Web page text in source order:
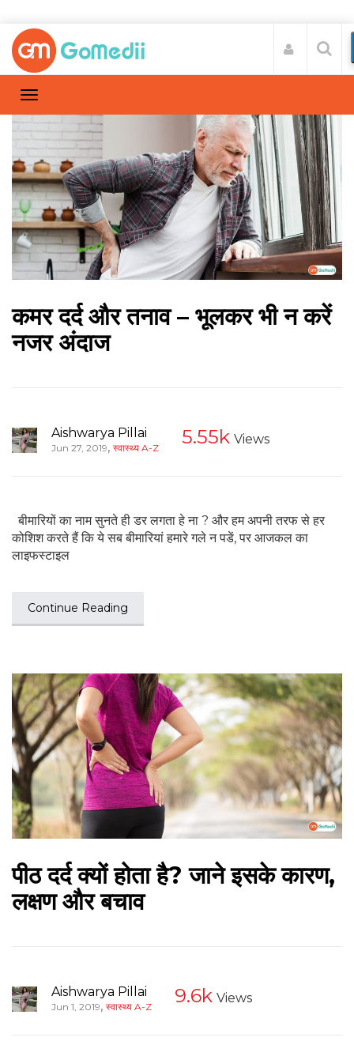
कमर दर्द और तनाव – भूलकर भी न करें
नजर अंदाज
Aishwarya Pillai
Jun 27, 2019, स्वास्थ्य A-Z 5.55k Views
बीमारियों का नाम सुनते ही डर लगता हे ना ? और हम अपनी तरफ से हर
कोशिश करते हैं कि ये सब बीमारियां हमारे गले न पडें, पर आजकल का
लाइफस्टाइल
Continue Reading
पीठ दर्द क्यों होता है? जाने इसके कारण,
लक्षण और बचाव
Aishwarya Pillai
Jun 1, 2019, स्वास्थ्य A-Z 9.6k Views